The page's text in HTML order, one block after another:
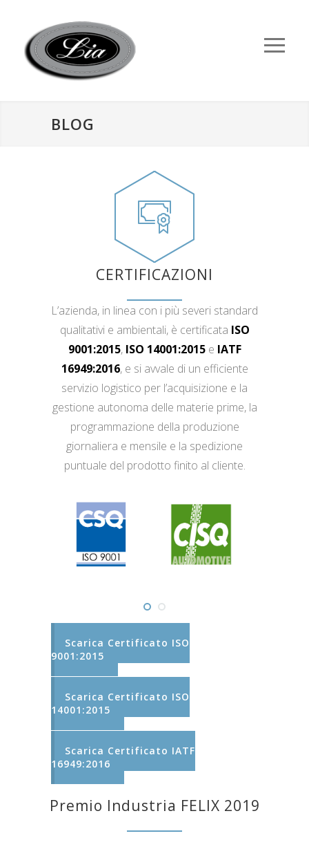
BLOG
CERTIFICAZIONI
L’azienda, in linea con i più severi standard
qualitativi e ambientali, è certificata ISO
9001:2015, ISO 14001:2015e IATF
16949:2016, e si avvale di un efficiente
servizio logistico per l’acquisizione e la
gestione autonoma delle materie prime, la
programmazione della produzione
giornaliera e mensile e la spedizione
puntuale del prodotto finito al cliente.
Scarica Certificato ISO
9001:2015
Scarica Certificato ISO
14001:2015
Scarica Certificato IATF
16949:2016
Premio Industria FELIX 2019